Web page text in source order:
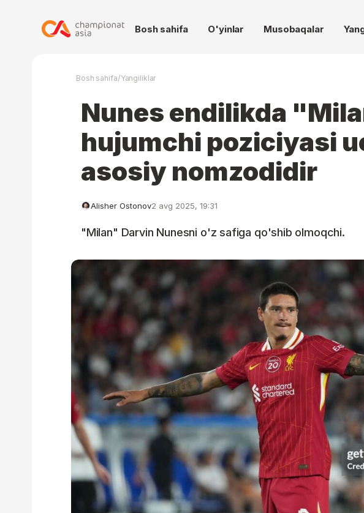
Bosh sahifa O'yinlar Musobaqalar
Bosh sahifa/Yangiliklar
Nunes endilikda
hujumchi poziciyasi
asosiy nomzodidir
Alisher Ostonov2 avg 2025, 19:31
"Milan" Darvin Nunesni o'z safiga qo'shib olmoqchi.